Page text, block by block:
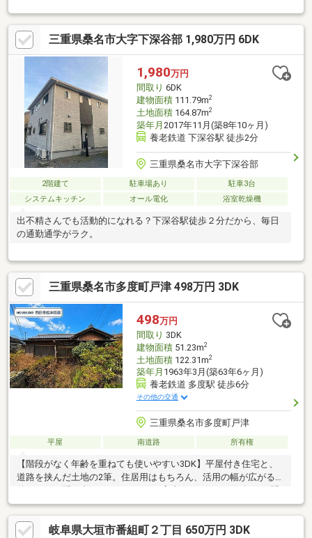
三重県桑名市大字下深谷部 1,980万円 6DK
1,980万円
間取り 6DK
建物面積111.79m2
土地面積164.87m2
築年月 2017年11月(築8年10ヶ月)
養老鉄道 下深谷駅 徒歩2分
三重県桑名市大字下深谷部
2階建て 駐車場あり
駐車3台
システムキッチン
オール電化 浴室乾燥機
出不精さんでも活動的になれる？下深谷駅徒歩２分だから、毎日
の通勤通学がラク。
三重県桑名市多度町戸津 498万円 3DK
498万円
間取り 3DK
建物面積51.23m2
土地面積122.31m2
築年月 1963年3月(築63年6ヶ月)
養老鉄道 多度駅 徒歩6分
その他の交通
三重県桑名市多度町戸津
平屋 南道路 所有権
【階段がなく年齢を重ねても使いやすい3DK】平屋付き住宅と、
道路を挟んだ土地の2筆。住居用はもちろん、活用の幅が広がる物
い合わせください！
岐阜県大垣市番組町２丁目 650万円 3DK